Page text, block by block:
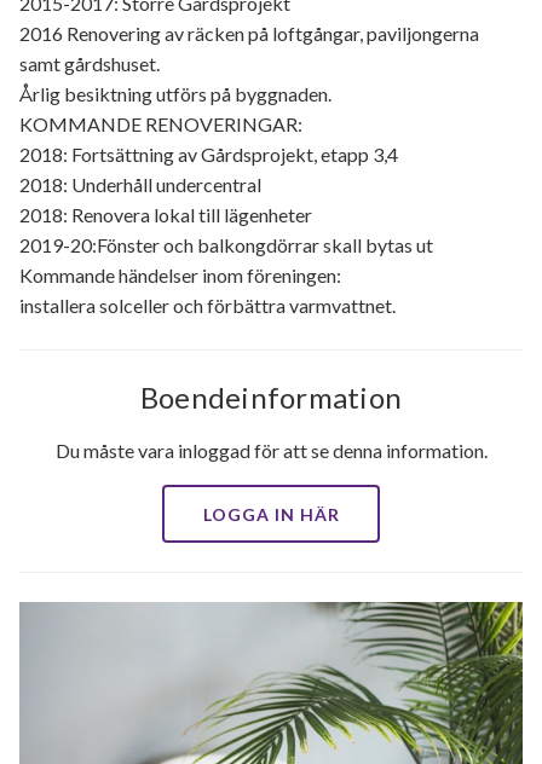
2016 Renovering av räcken på loftgångar, paviljongerna
samt gårdshuset.
Årlig besiktning utförs på byggnaden.
KOMMANDE RENOVERINGAR:
2018: Fortsättning av Gårdsprojekt, etapp 3,4
2018: Underhåll undercentral
2018: Renovera lokal till lägenheter
2019-20:Fönster och balkongdörrar skall bytas ut
Kommande händelser inom föreningen:
installera solceller och förbättra varmvattnet.
Boendeinformation
Du måste vara inloggad för att se denna information.
LOGGA IN HÄR